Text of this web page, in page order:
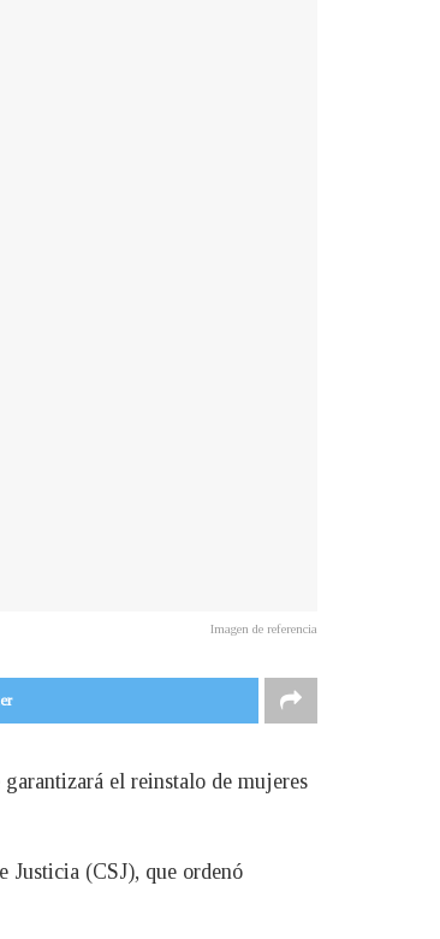
Imagen de referencia
el reinstalo de mujeres
Justicia (CSJ), que ordenó